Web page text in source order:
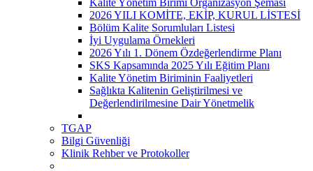
2026 YILI KOMİTE, EKİP, KURUL LİSTESİ
Bölüm Kalite Sorumluları Listesi
İyi Uygulama Örnekleri
2026 Yılı 1. Dönem Özdeğerlendirme Planı
SKS Kapsamında 2025 Yılı Eğitim Planı
Kalite Yönetim Biriminin Faaliyetleri
Sağlıkta Kalitenin Geliştirilmesi ve
Değerlendirilmesine Dair Yönetmelik
TGAP
Bilgi Güvenliği
Klinik Rehber ve Protokoller